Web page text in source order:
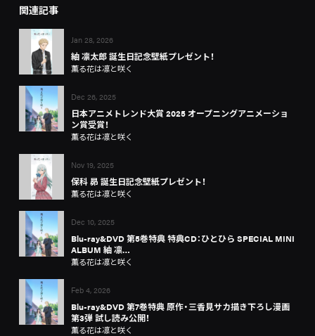
関連記事
Jan 28, 2026
紬 凛太郎 誕生日記念壁紙プレゼント！
薫る花は凛と咲く
Dec 26, 2025
日本アニメトレンド大賞 2025 オープニングアニメーショ
ン賞受賞！
薫る花は凛と咲く
Nov 19, 2025
保科 昴 誕生日記念壁紙プレゼント！
薫る花は凛と咲く
Dec 10, 2025
Blu-ray&DVD 第5巻特典 特典CD：ひとひら SPECIAL MINI
ALBUM 紬 凛…
薫る花は凛と咲く
Feb 4, 2026
Blu-ray&DVD 第7巻特典 原作・三香見サカ描き下ろし漫画
第3弾 試し読み公開！
薫る花は凛と咲く